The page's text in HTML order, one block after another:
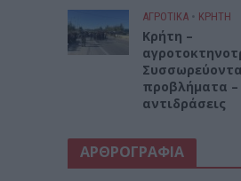
ΑΓΡΟΤΙΚΑ • ΚΡΗΤΗ
Κρήτη –
προβλήματα –
αντιδράσεις
ΑΡΘΡΟΓΡΑΦΙΑ